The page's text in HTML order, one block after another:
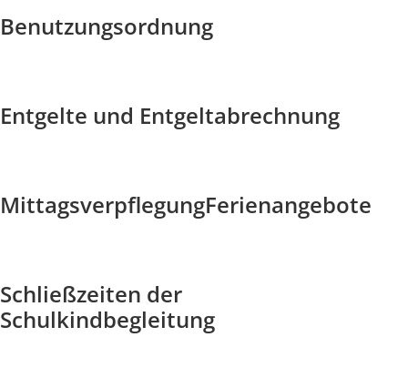
Benutzungsordnung
Entgelte und Entgeltabrechnung
MittagsverpflegungFerienangebote
Schließzeiten der
Schulkindbegleitung